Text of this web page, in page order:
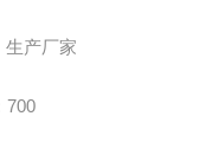
生产厂家
700